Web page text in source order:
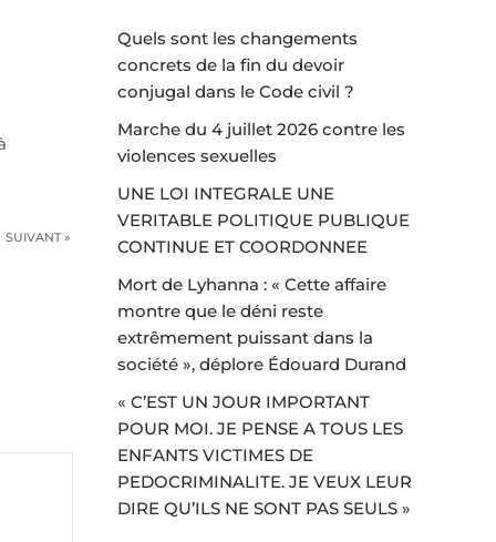
SUIVANT »
Quels sont les changements
concrets de la fin du devoir
conjugal dans le Code civil ?
Marche du 4 juillet 2026 contre les
violences sexuelles
UNE LOI INTEGRALE UNE
VERITABLE POLITIQUE PUBLIQUE
CONTINUE ET COORDONNEE
Mort de Lyhanna : « Cette affaire
montre que le déni reste
extrêmement puissant dans la
société », déplore Édouard Durand
« C’EST UN JOUR IMPORTANT
POUR MOI. JE PENSE A TOUS LES
ENFANTS VICTIMES DE
PEDOCRIMINALITE. JE VEUX LEUR
DIRE QU’ILS NE SONT PAS SEULS »